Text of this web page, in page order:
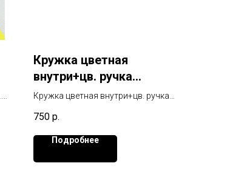
Кружка цветная
внутри+цв. ручка
Sublimation ( Розовая ) 330
мл
Кружка цветная внутри+цв. ручка
750 р.
Подробнее